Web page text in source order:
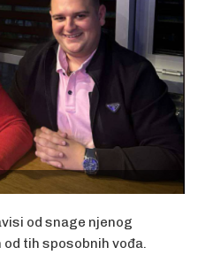
od snage njenog
tih sposobnih vođa.